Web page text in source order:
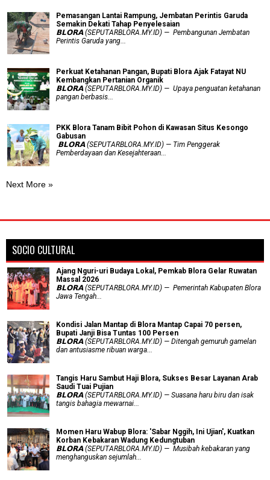
Pemasangan Lantai Rampung, Jembatan Perintis Garuda
Semakin Dekati Tahap Penyelesaian
𝗕𝗟𝗢𝗥𝗔 (SEPUTARBLORA.MY.ID) — Pembangunan Jembatan
Perintis Garuda yang...
​Perkuat Ketahanan Pangan, Bupati Blora Ajak Fatayat NU
Kembangkan Pertanian Organik
𝗕𝗟𝗢𝗥𝗔 (SEPUTARBLORA.MY.ID) — Upaya penguatan ketahanan
pangan berbasis...
PKK Blora Tanam Bibit Pohon di Kawasan Situs Kesongo
Gabusan
‎ 𝗕𝗟𝗢𝗥𝗔 (SEPUTARBLORA.MY.ID) — Tim Penggerak
Pemberdayaan dan Kesejahteraan...
Next More »
SOCIO CULTURAL
Ajang Nguri-uri Budaya Lokal, Pemkab Blora Gelar Ruwatan
Massal 2026
𝗕𝗟𝗢𝗥𝗔 (SEPUTARBLORA.MY.ID) — Pemerintah Kabupaten Blora
Jawa Tengah...
Kondisi Jalan Mantap di Blora Mantap Capai 70 persen,
Bupati Janji Bisa Tuntas 100 Persen
𝗕𝗟𝗢𝗥𝗔 (SEPUTARBLORA.MY.ID) — Ditengah gemuruh gamelan
dan antusiasme ribuan warga...
Tangis Haru Sambut Haji Blora, Sukses Besar Layanan Arab
Saudi Tuai Pujian
𝗕𝗟𝗢𝗥𝗔 (SEPUTARBLORA.MY.ID) — Suasana haru biru dan isak
tangis bahagia mewarnai...
Momen Haru Wabup Blora: ​'Sabar Nggih, Ini Ujian', Kuatkan
Korban Kebakaran Wadung Kedungtuban
𝗕𝗟𝗢𝗥𝗔 (SEPUTARBLORA.MY.ID) — Musibah kebakaran yang
menghanguskan sejumlah...